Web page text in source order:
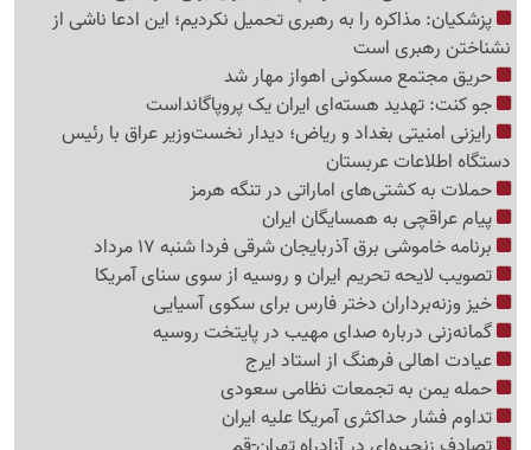
پزشکیان: مذاکره را به رهبری تحمیل نکردیم؛ این ادعا ناشی از
نشناختن رهبری است
حریق مجتمع مسکونی اهواز مهار شد
جو کنت: تهدید هسته‌ای ایران یک پروپاگانداست
رایزنی امنیتی بغداد و ریاض؛ دیدار نخست‌وزیر عراق با رئیس
دستگاه اطلاعات عربستان
حملات به کشتی‌های اماراتی در تنگه هرمز
پیام عراقچی به همسایگان ایران
برنامه خاموشی برق آذربایجان شرقی فردا شنبه 17 مرداد
تصویب لایحه تحریم ایران و روسیه از سوی سنای آمریکا
خیز وزنه‌برداران دختر فارس برای سکوی آسیایی
گمانه‌زنی درباره صدای مهیب در پایتخت روسیه
عیادت اهالی فرهنگ از استاد ایرج
حمله یمن به تجمعات نظامی سعودی
تداوم فشار حداکثری آمریکا علیه ایران